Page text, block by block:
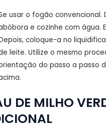
usar o fogão convencional.
e cozinhe com água.
coloque-a no
leite. Utilize o mesmo
do passo a passo
DE MILHO